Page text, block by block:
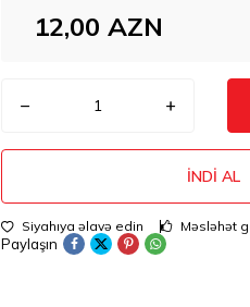
12,00 AZN
İNDI AL
Siyahıya əlavə edin Məsləhət
Paylaşın